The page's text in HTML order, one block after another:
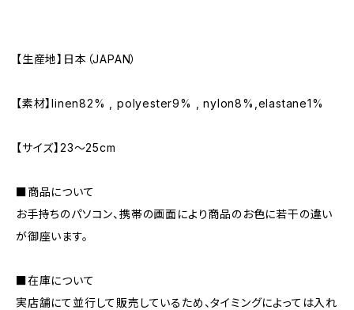
【生産地】日本（JAPAN）
【素材】linen82% , polyester9% , nylon8%,elastane1%
【サイズ】23〜25cm
■商品について
お手持ちのパソコン、携帯の画面により商品のお色に若干の違い
が御座います。
■在庫について
実店舗にて並行して販売しているため、タイミングによっては入れ